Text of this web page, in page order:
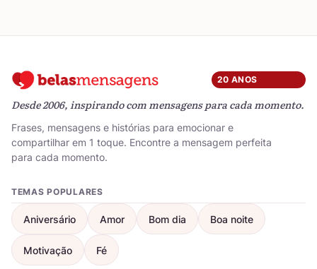
20 ANOS
Desde 2006, inspirando com mensagens para cada momento.
Frases, mensagens e histórias para emocionar e
compartilhar em 1 toque. Encontre a mensagem perfeita
para cada momento.
TEMAS POPULARES
Aniversário Amor Bom dia Boa noite
Motivação Fé